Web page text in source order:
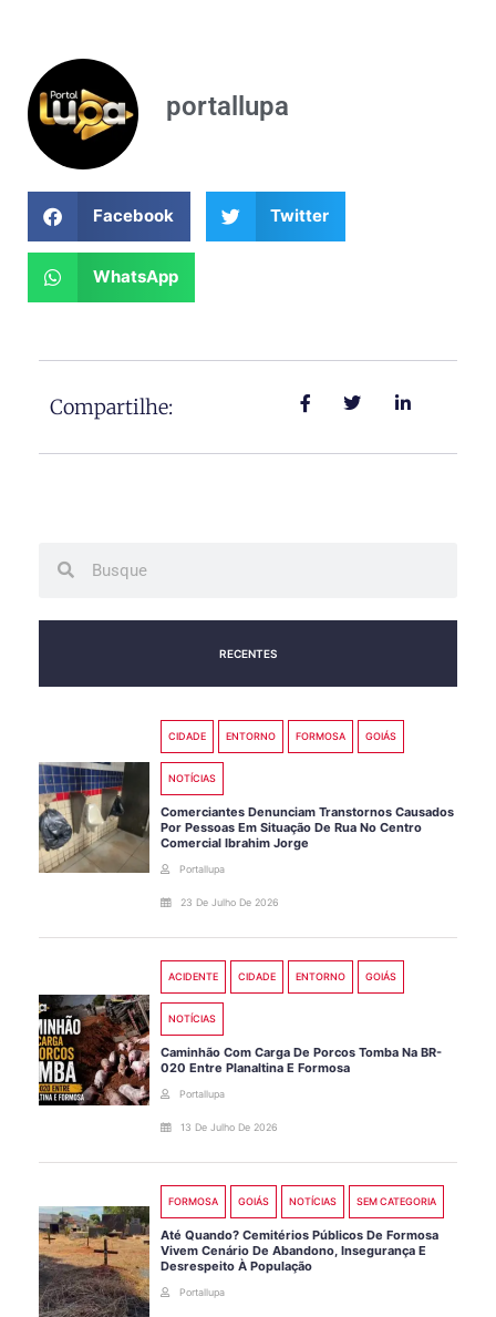
portallupa
Facebook Twitter
WhatsApp
Compartilhe:
RECENTES
CIDADE ENTORNO FORMOSA GOIÁS
NOTÍCIAS
Comerciantes Denunciam Transtornos Causados
Por Pessoas Em Situação De Rua No Centro
Comercial Ibrahim Jorge
Portallupa
23 De Julho De 2026
ACIDENTE CIDADE ENTORNO GOIÁS
NOTÍCIAS
Caminhão Com Carga De Porcos Tomba Na BR-
020 Entre Planaltina E Formosa
Portallupa
13 De Julho De 2026
FORMOSA GOIÁS NOTÍCIAS SEM CATEGORIA
Até Quando? Cemitérios Públicos De Formosa
Vivem Cenário De Abandono, Insegurança E
Desrespeito À População
Portallupa